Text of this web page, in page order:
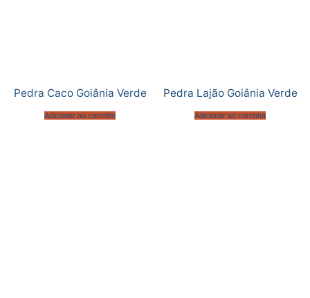
Pedra Caco Goiânia Verde
Adicionar ao carrinho
Pedra Lajão Goiânia Verde
Adicionar ao carrinho